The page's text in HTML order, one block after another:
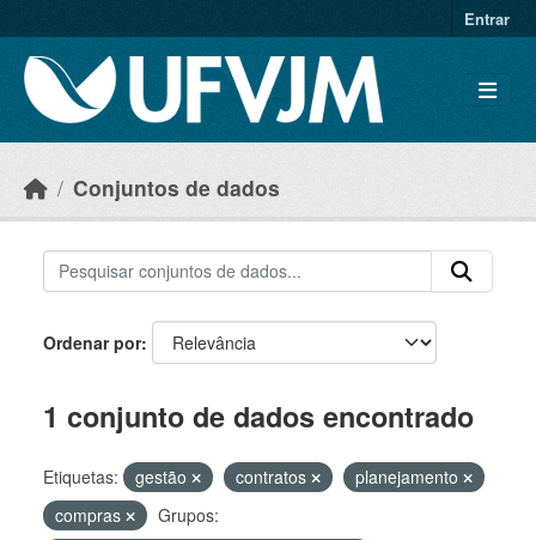
Entrar
Conjuntos de dados
Ordenar por
1 conjunto de dados encontrado
Etiquetas: gestão contratos
planejamento
compras
Grupos: